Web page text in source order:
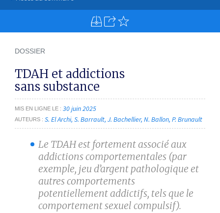
DOSSIER
TDAH et addictions
sans substance
MIS EN LIGNE LE 30 juin 2025
AUTEURS S. El Archi S. Barrault J. Bachellier N. Ballon P. Brunault
Le TDAH est fortement associé aux
addictions comportementales (par
exemple, jeu d’argent pathologique et
autres comportements
potentiellement addictifs, tels que le
comportement sexuel compulsif).